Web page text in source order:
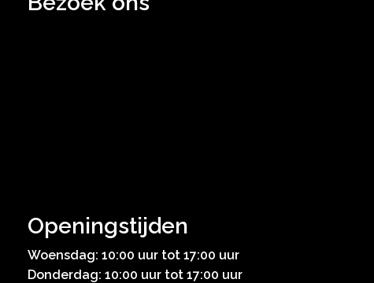
Openingstijden
Woensdag: 10:00 uur tot 17:00 uur
Donderdag: 10:00 uur tot 17:00 uur